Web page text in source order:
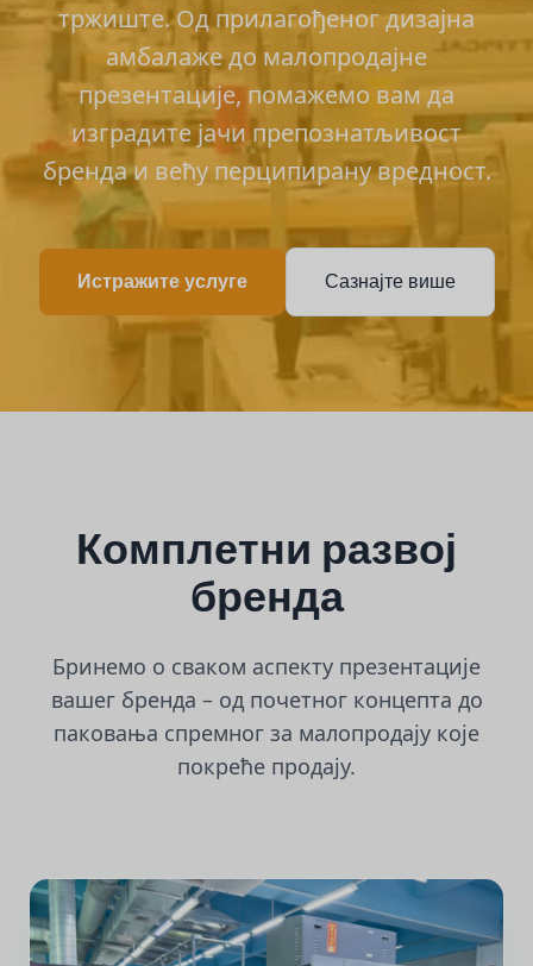
тржиште. Од прилагођеног дизајна
амбалаже до малопродајне
презентације, помажемо вам да
изградите јачи препознатљивост
бренда и већу перципирану вредност.
Истражите услуге Сазнајте више
Комплетни развој
бренда
Бринемо о сваком аспекту презентације
вашег бренда – од почетног концепта до
паковања спремног за малопродају које
покреће продају.